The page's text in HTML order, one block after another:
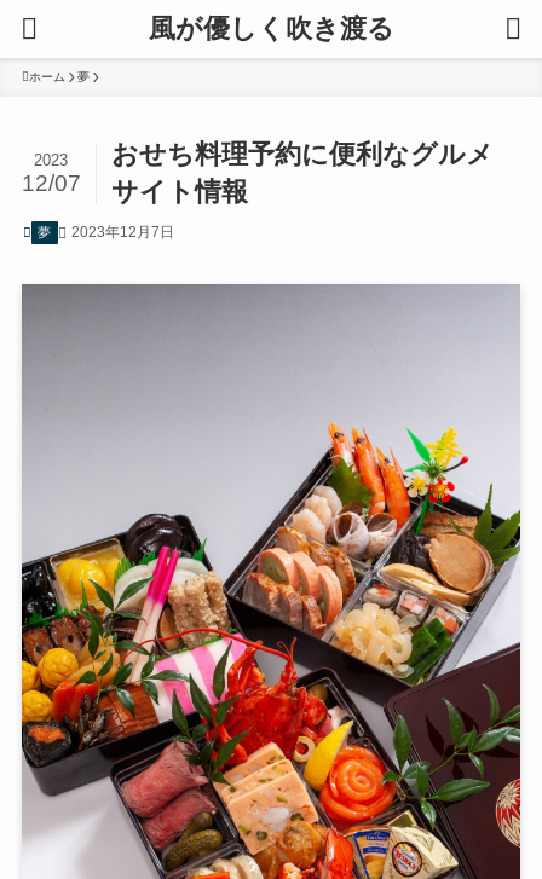
風が優しく吹き渡る
ホーム 夢
おせち料理予約に便利なグルメ
サイト情報
2023
12/07
夢 2023年12月7日